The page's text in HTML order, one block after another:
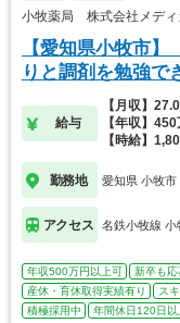
小牧薬局 株式会社メディ
【愛知県小牧市
りと調剤を勉強で
給与
【月収】
【年収】
【時給】
勤務地 愛知県 小牧市
アクセス 名鉄小牧線 小
年収500万円以上可 新卒も応
産休・育休取得実績有り
ス
積極採用中
年間休日120日以